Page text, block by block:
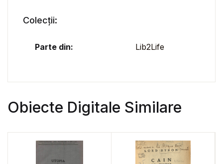
Colecții:
Parte din: Lib2Life
Obiecte Digitale Similare